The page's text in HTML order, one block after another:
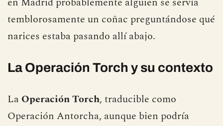
temblorosamente un coñac preguntándose qué
narices estaba pasando allí abajo.
La Operación Torch y su contexto
La Operación Torch, traducible como
Operación Antorcha, aunque bien podría